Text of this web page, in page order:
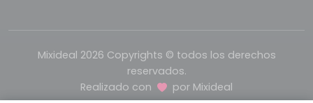
Mixideal 2026 Copyrights © todos los derechos
reservados.
Realizado con
por Mixideal